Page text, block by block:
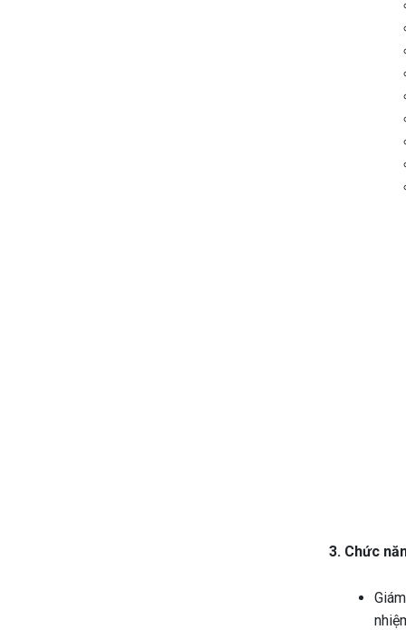
3. Chức